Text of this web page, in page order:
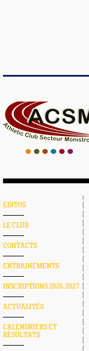
EDITOS
LE CLUB
CONTACTS
ENTRAINEMENTS
INSCRIPTIONS 2026.2027
ACTUALITÉS
CALENDRIERS ET
RÉSULTATS